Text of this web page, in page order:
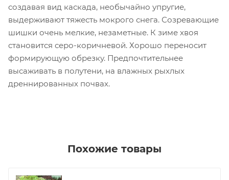
создавая вид каскада, необычайно упругие,
выдерживают тяжесть мокрого снега. Созревающие
шишки очень мелкие, незаметные. К зиме хвоя
становится серо-коричневой. Хорошо переносит
формирующую обрезку. Предпочтительнее
высаживать в полутени, на влажных рыхлых
дреннированных почвах.
Похожие товары